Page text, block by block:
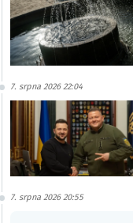
7. srpna 2026 22:04
7. srpna 2026 20:55